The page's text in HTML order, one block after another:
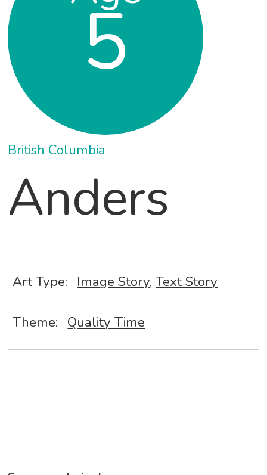
5
British Columbia
Anders
Art Type: Image Story,Text Story
Theme: Quality Time